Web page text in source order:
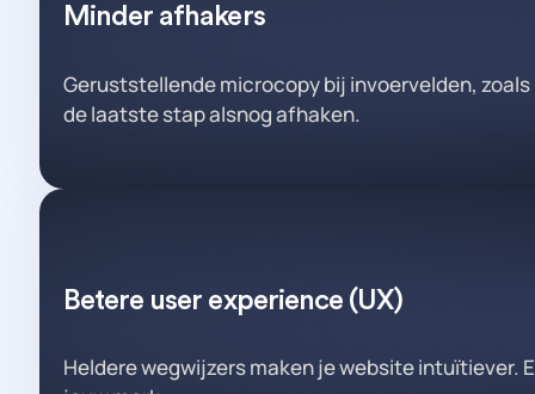
Minder afhakers
Geruststellende microcopy bij invoervelden,
de laatste stap alsnog afhaken.
Betere user experience (UX)
Heldere wegwijzers maken je website intuïtiever.